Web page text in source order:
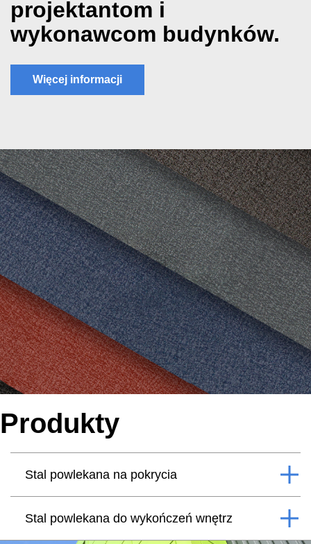
projektantom i
wykonawcom budynków.
Więcej informacji
Produkty
Stal powlekana na pokrycia
Stal powlekana do wykończeń wnętrz